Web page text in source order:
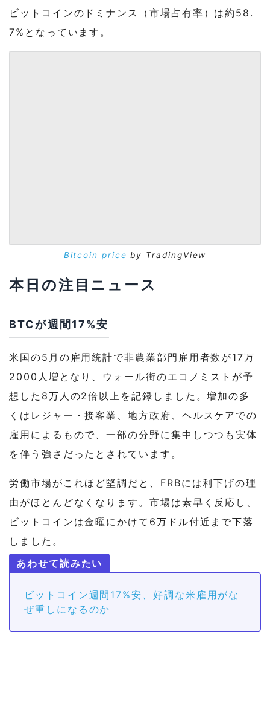
ビットコインのドミナンス（市場占有率）は約58.
7%となっています。
Bitcoin price by TradingView
本日の注目ニュース
BTCが週間17%安
米国の5月の雇用統計で非農業部門雇用者数が17万
2000人増となり、ウォール街のエコノミストが予
想した8万人の2倍以上を記録しました。増加の多
くはレジャー・接客業、地方政府、ヘルスケアでの
雇用によるもので、一部の分野に集中しつつも実体
を伴う強さだったとされています。
労働市場がこれほど堅調だと、FRBには利下げの理
由がほとんどなくなります。市場は素早く反応し、
ビットコインは金曜にかけて6万ドル付近まで下落
しました。
ビットコイン週間17%安、好調な米雇用がな
ぜ重しになるのか